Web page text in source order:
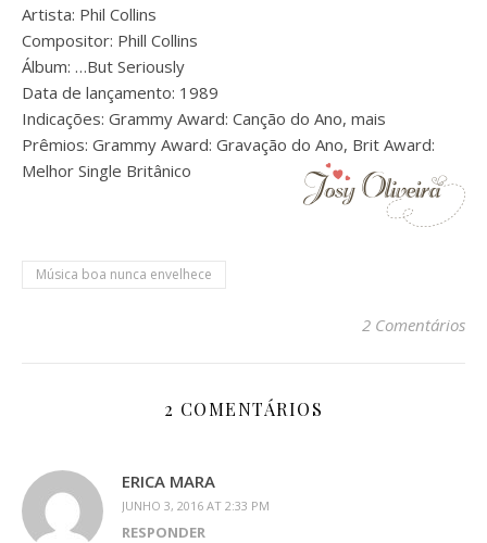
Artista: Phil Collins
Compositor: Phill Collins
Álbum: …But Seriously
Data de lançamento: 1989
Indicações: Grammy Award: Canção do Ano, mais
Prêmios: Grammy Award: Gravação do Ano, Brit Award:
Melhor Single Britânico
Música boa nunca envelhece
2 Comentários
2 COMENTÁRIOS
ERICA MARA
JUNHO 3, 2016 AT 2:33 PM
RESPONDER